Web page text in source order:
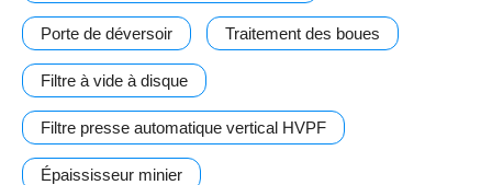
Porte de déversoir Traitement des boues
Filtre à vide à disque
Filtre presse automatique vertical HVPF
Épaississeur minier